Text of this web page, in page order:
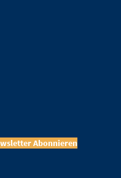
Abonnieren